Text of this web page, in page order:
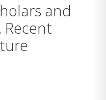
and
Recent